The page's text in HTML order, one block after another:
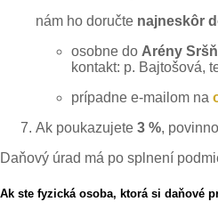
nám ho doručte najneskôr
osobne do Arény
kontakt: p. Bajtošová,
prípadne e-mailom na
Ak poukazujete 3 %,
Daňový úrad má po splnení
Ak ste fyzická osoba, ktorá si daňové